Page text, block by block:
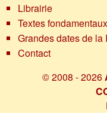
Librairie
Textes fondamentaux
Grandes dates de
Contact
© 2008 - 2026